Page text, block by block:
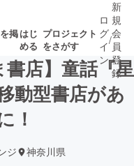
掲はじ
める
プロジェクト
をさがす
終了が近いプ
ロ
グ
イ
ン
/
新
規
会
員
登
録
書店】童話『星
動型書店があ
！
ジ 神奈川県